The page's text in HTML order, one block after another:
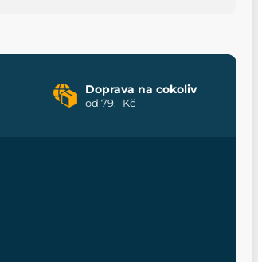
Doprava na cokoliv
od 79,- Kč